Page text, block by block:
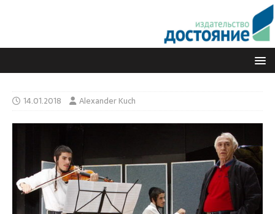
14.01.2018 Alexander Kuch